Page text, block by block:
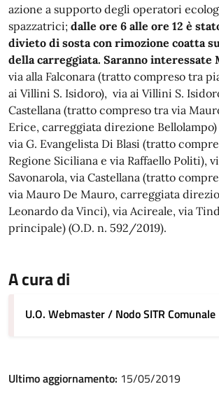
azione a supporto degli operatori
spazzatrici; dalle ore 6 alle ore 12 è
divieto di sosta con rimozione coatta
della carreggiata. Saranno interessate
via alla Falconara (tratto compreso tra
ai Villini S. Isidoro), via ai Villini S.
Castellana (tratto compreso tra via
Erice, carreggiata direzione Bellolampo)
via G. Evangelista Di Blasi (tratto
Regione Siciliana e via Raffaello Politi),
Savonarola, via Castellana (tratto
via Mauro De Mauro, carreggiata
Leonardo da Vinci), via Acireale, via
principale) (O.D. n. 592/2019).
A cura di
U.O. Webmaster / Nodo SITR Comunale
Ultimo aggiornamento: 15/05/2019